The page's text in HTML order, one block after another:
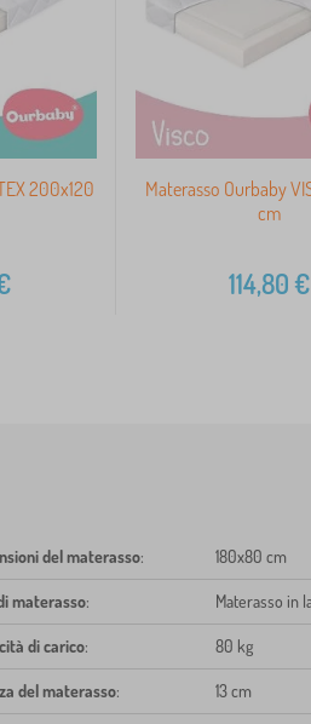
200x120
Materasso Ourbaby
cm
114,80€
del materasso: 180x80 cm
materasso: Materasso in
di carico: 80 kg
del materasso: 13 cm